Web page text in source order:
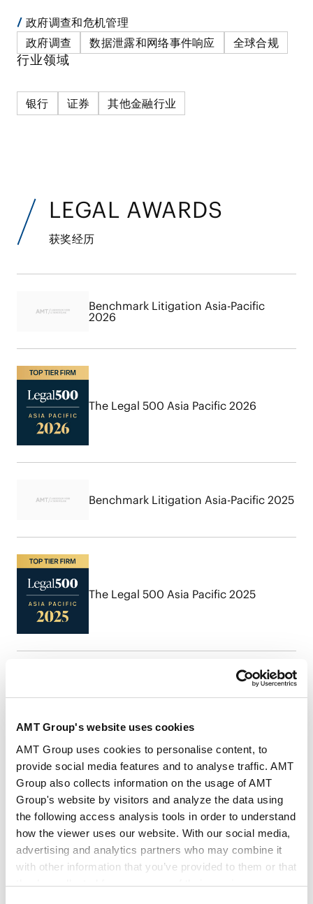
AMT Group's website uses cookies
AMT Group uses cookies to personalise content, to
provide social media features and to analyse traffic. AMT
Group also collects information on the usage of AMT
Group's website by visitors and analyze the data using
the following access analysis tools in order to understand
how the viewer uses our website. With our social media,
advertising and analytics partners who may combine it
with other information that you’ve provided to them or that
they’ve collected from your use of their services.
政府调查和危机管理
政府调查
数据泄露和网络事件响应 全球合规
行业领域
银行 证券 其他金融行业
LEGAL AWARDS
获奖经历
Benchmark Litigation Asia-Pacific
2026
The Legal 500 Asia Pacific 2026
Benchmark Litigation Asia-Pacific 2025
The Legal 500 Asia Pacific 2025
The Legal 500 Asia Pacific 2024
The Legal 500 Asia Pacific 2023